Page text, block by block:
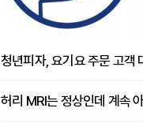
청년피자, 요기요 주문 고객